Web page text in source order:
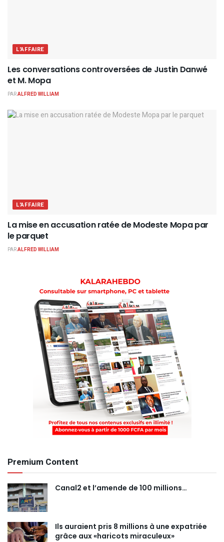
L'AFFAIRE
Les conversations controversées de Justin Danwé
et M. Mopa
PARALFRED WILLIAM
L'AFFAIRE
La mise en accusation ratée de Modeste Mopa par
le parquet
PARALFRED WILLIAM
Premium Content
Canal2 et l’amende de 100 millions…
Ils auraient pris 8 millions à une expatriée
grâce aux «haricots miraculeux»